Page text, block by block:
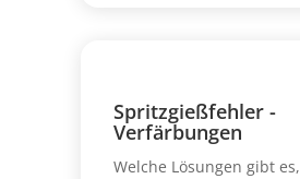
Spritzgießfehler -
Verfärbungen
Welche Lösungen gibt